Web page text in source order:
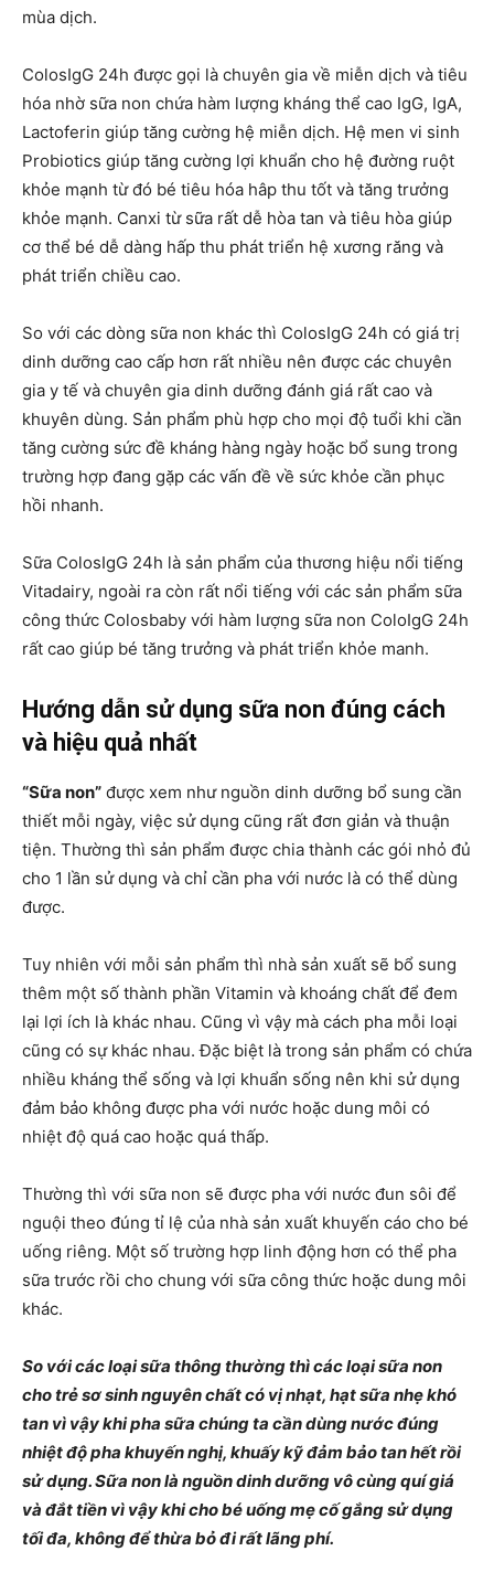
mùa dịch.
ColosIgG 24h được gọi là chuyên gia về miễn dịch và tiêu
hóa nhờ sữa non chứa hàm lượng kháng thể cao IgG, IgA,
Lactoferin giúp tăng cường hệ miễn dịch. Hệ men vi sinh
Probiotics giúp tăng cường lợi khuẩn cho hệ đường ruột
khỏe mạnh từ đó bé tiêu hóa hâp thu tốt và tăng trưởng
khỏe mạnh. Canxi từ sữa rất dễ hòa tan và tiêu hòa giúp
cơ thể bé dễ dàng hấp thu phát triển hệ xương răng và
phát triển chiều cao.
So với các dòng sữa non khác thì ColosIgG 24h có giá trị
dinh dưỡng cao cấp hơn rất nhiều nên được các chuyên
gia y tế và chuyên gia dinh dưỡng đánh giá rất cao và
khuyên dùng. Sản phẩm phù hợp cho mọi độ tuổi khi cần
tăng cường sức đề kháng hàng ngày hoặc bổ sung trong
trường hợp đang gặp các vấn đề về sức khỏe cần phục
hồi nhanh.
Sữa ColosIgG 24h là sản phẩm của thương hiệu nổi tiếng
Vitadairy, ngoài ra còn rất nổi tiếng với các sản phẩm sữa
công thức Colosbaby với hàm lượng sữa non ColoIgG 24h
rất cao giúp bé tăng trưởng và phát triển khỏe manh.
Hướng dẫn sử dụng sữa non đúng cách
và hiệu quả nhất
“Sữa non” được xem như nguồn dinh dưỡng bổ sung cần
thiết mỗi ngày, việc sử dụng cũng rất đơn giản và thuận
tiện. Thường thì sản phẩm được chia thành các gói nhỏ đủ
cho 1 lần sử dụng và chỉ cần pha với nước là có thể dùng
được.
Tuy nhiên với mỗi sản phẩm thì nhà sản xuất sẽ bổ sung
thêm một số thành phần Vitamin và khoáng chất để đem
lại lợi ích là khác nhau. Cũng vì vậy mà cách pha mỗi loại
cũng có sự khác nhau. Đặc biệt là trong sản phẩm có chứa
nhiều kháng thể sống và lợi khuẩn sống nên khi sử dụng
đảm bảo không được pha với nước hoặc dung môi có
nhiệt độ quá cao hoặc quá thấp.
Thường thì với sữa non sẽ được pha với nước đun sôi để
nguội theo đúng tỉ lệ của nhà sản xuất khuyến cáo cho bé
uống riêng. Một số trường hợp linh động hơn có thể pha
sữa trước rồi cho chung với sữa công thức hoặc dung môi
khác.
So với các loại sữa thông thường thì các loại sữa non
cho trẻ sơ sinh nguyên chất có vị nhạt, hạt sữa nhẹ khó
tan vì vậy khi pha sữa chúng ta cần dùng nước đúng
nhiệt độ pha khuyến nghị, khuấy kỹ đảm bảo tan hết rồi
sử dụng. Sữa non là nguồn dinh dưỡng vô cùng quí giá
và đắt tiền vì vậy khi cho bé uống mẹ cố gắng sử dụng
tối đa, không để thừa bỏ đi rất lãng phí.